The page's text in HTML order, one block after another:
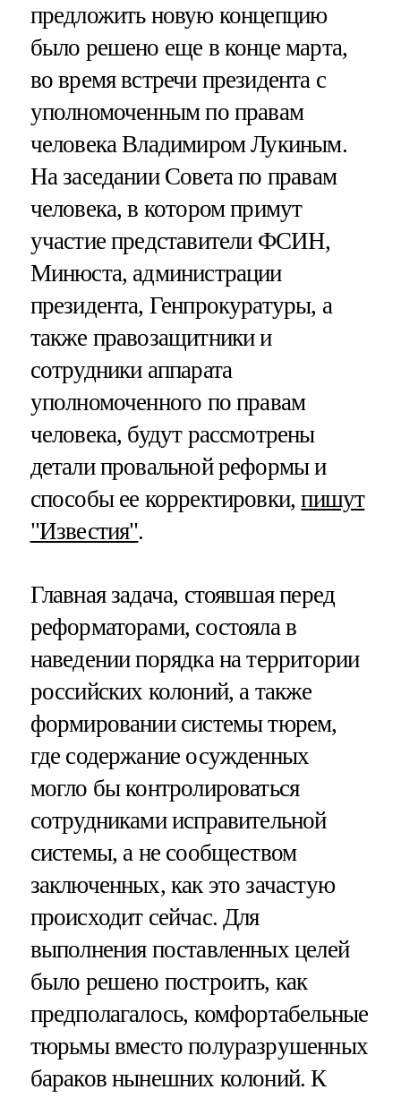
предложить новую концепцию
было решено еще в конце марта,
во время встречи президента с
уполномоченным по правам
человека Владимиром Лукиным.
На заседании Совета по правам
человека, в котором примут
участие представители ФСИН,
Минюста, администрации
президента, Генпрокуратуры, а
также правозащитники и
сотрудники аппарата
уполномоченного по правам
человека, будут рассмотрены
детали провальной реформы и
способы ее корректировки,пишут
"Известия".
Главная задача, стоявшая перед
реформаторами, состояла в
наведении порядка на территории
российских колоний, а также
формировании системы тюрем,
где содержание осужденных
могло бы контролироваться
сотрудниками исправительной
системы, а не сообществом
заключенных, как это зачастую
происходит сейчас. Для
выполнения поставленных целей
было решено построить, как
предполагалось, комфортабельные
тюрьмы вместо полуразрушенных
бараков нынешних колоний. К